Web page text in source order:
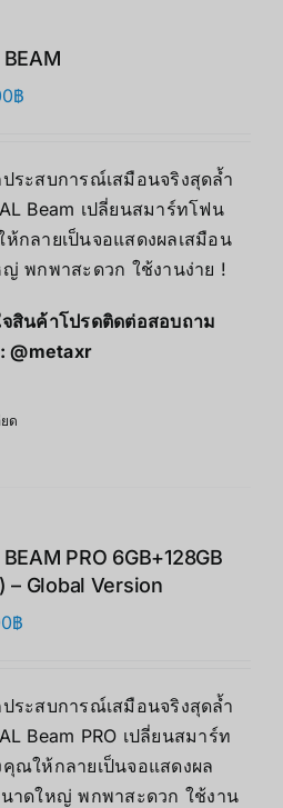
฿
ระสบการณ์เสมือนจริงสุดล้ำ
Beam เปลี่ยนสมาร์ทโฟน
กลายเป็นจอแสดงผลเสมือน
พกพาสะดวก ใช้งานง่าย !
สินค้าโปรดติดต่อสอบถาม
@metaxr
ด
PRO 6GB+128GB
– Global Version
฿
ระสบการณ์เสมือนจริงสุดล้ำ
Beam PRO เปลี่ยนสมาร์ท
ณให้กลายเป็นจอแสดงผล
าดใหญ่ พกพาสะดวก ใช้งาน